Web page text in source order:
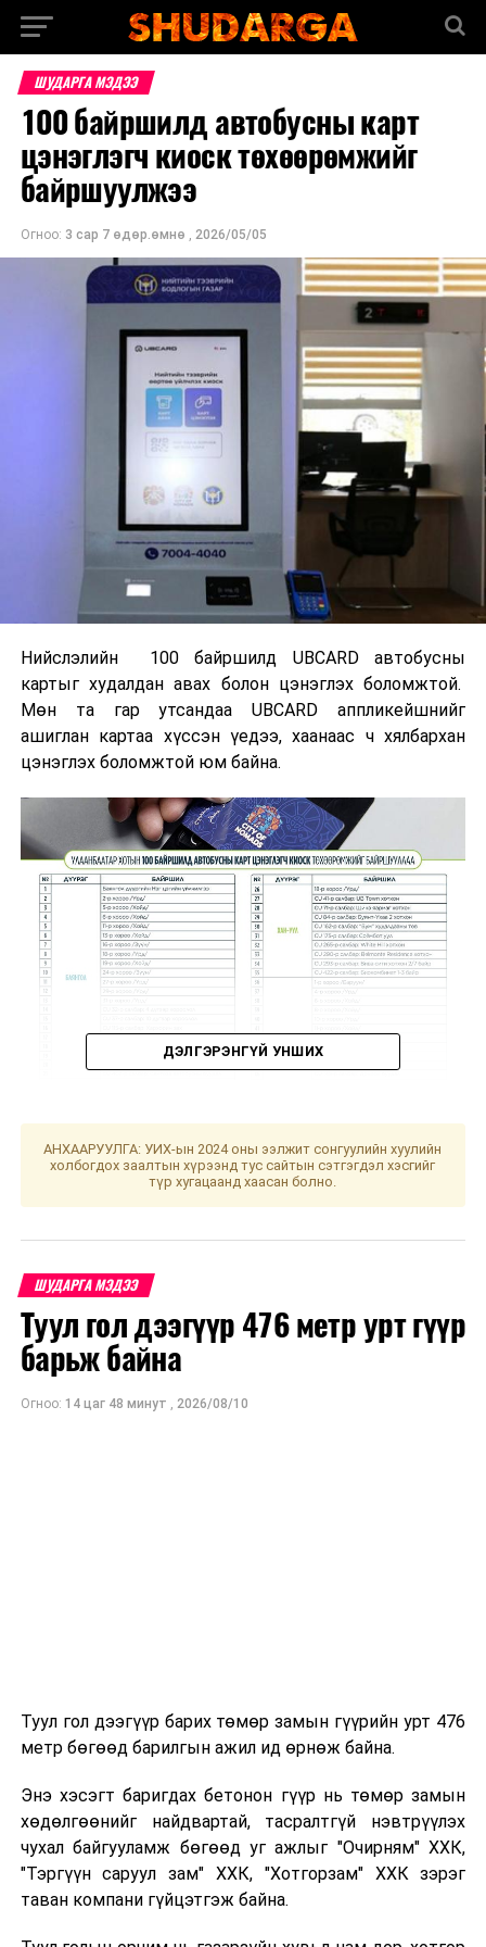
ШУДАРГА МЭДЭЭ
100 байршилд автобусны карт
цэнэглэгч киоск төхөөрөмжийг
байршуулжээ
Огноо: 3 сар 7 өдөр.өмнө , 2026/05/05
Нийслэлийн 100 байршилд UBCARD автобусны
картыг худалдан авах болон цэнэглэх боломжтой.
Мөн та гар утсандаа UBCARD аппликейшнийг
ашиглан картаа хүссэн үедээ, хаанаас ч хялбархан
цэнэглэх боломжтой юм байна.
эзэмшлийн талбай байгуулна
ДЭЛГЭРЭНГҮЙ УНШИХ
АНХААРУУЛГА: УИХ-ын 2024 оны ээлжит сонгуулийн хуулийн
холбогдох заалтын хүрээнд тус сайтын сэтгэгдэл хэсгийг
түр хугацаанд хаасан болно.
ШУДАРГА МЭДЭЭ
Туул гол дээгүүр 476 метр урт гүүр
барьж байна
Огноо: 14 цаг 48 минут , 2026/08/10
Туул гол дээгүүр барих төмөр замын гүүрийн урт 476
метр бөгөөд барилгын ажил ид өрнөж байна.
Энэ хэсэгт баригдах бетонон гүүр нь төмөр замын
хөдөлгөөнийг найдвартай, тасралтгүй нэвтрүүлэх
чухал байгууламж бөгөөд уг ажлыг "Очирням" ХХК,
"Тэргүүн саруул зам" ХХК, "Хотгорзам" ХХК зэрэг
таван компани гүйцэтгэж байна.